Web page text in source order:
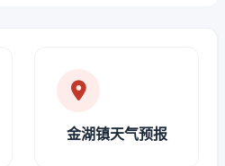
金湖镇天气预报